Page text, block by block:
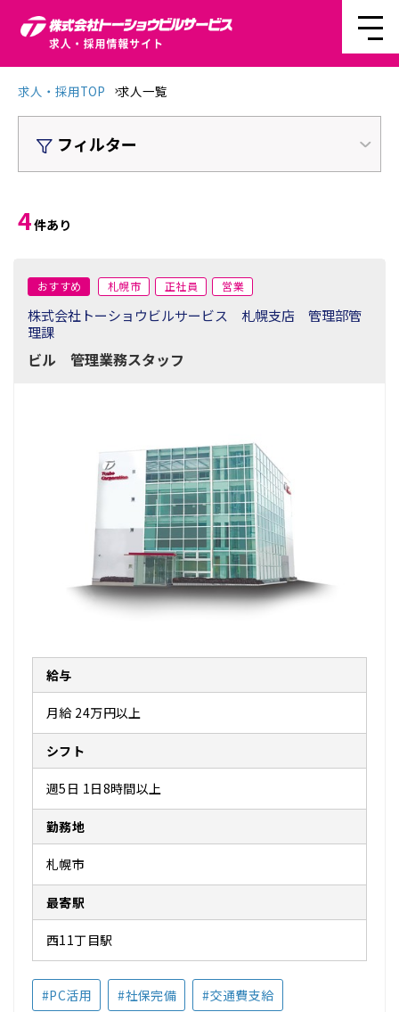
求人・採用TOP 求人一覧
フィルター
4件あり
おすすめ 札幌市 正社員 営業
株式会社トーショウビルサービス 札幌支店 管理部管
理課
ビル 管理業務スタッフ
給与
月給 24万円以上
シフト
週5日 1日8時間以上
勤務地
札幌市
最寄駅
西11丁目駅
#PC活用 #社保完備 #交通費支給